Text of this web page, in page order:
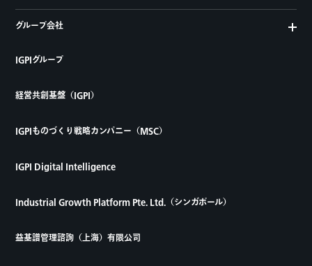
グループ会社
IGPIグループ
経営共創基盤（IGPI）
IGPIものづくり戦略カンパニー（MSC）
IGPI Digital Intelligence
Industrial Growth Platform Pte. Ltd.（シンガポール）
益基譜管理諮詢（上海）有限公司